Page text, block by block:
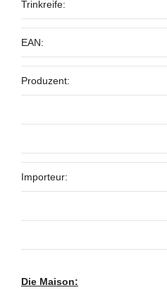
Trinkreife:
EAN:
Produzent:
Importeur:
Die Maison: